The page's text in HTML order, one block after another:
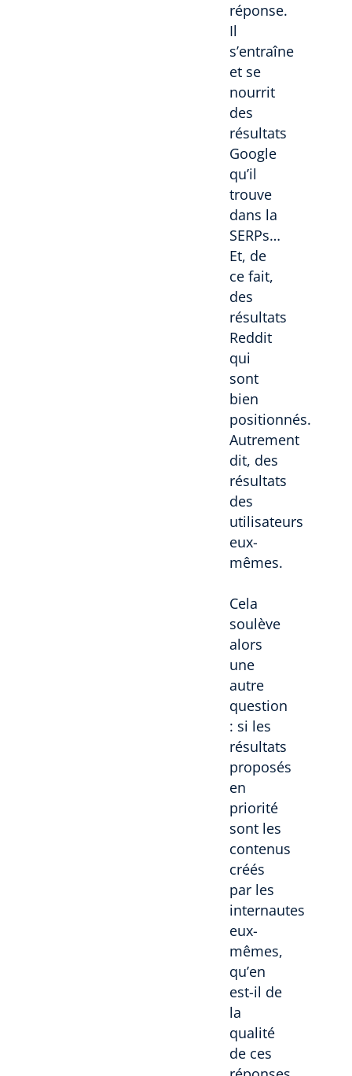
réponse.
Il
s’entraîne
et se
nourrit
des
résultats
Google
qu’il
trouve
dans la
SERPs…
Et, de
ce fait,
des
résultats
Reddit
qui
sont
bien
positionnés.
Autrement
dit, des
résultats
des
utilisateurs
eux-
mêmes.
Cela
soulève
alors
une
autre
question
: si les
résultats
proposés
en
priorité
sont les
contenus
créés
par les
internautes
eux-
mêmes,
qu’en
est-il de
la
qualité
de ces